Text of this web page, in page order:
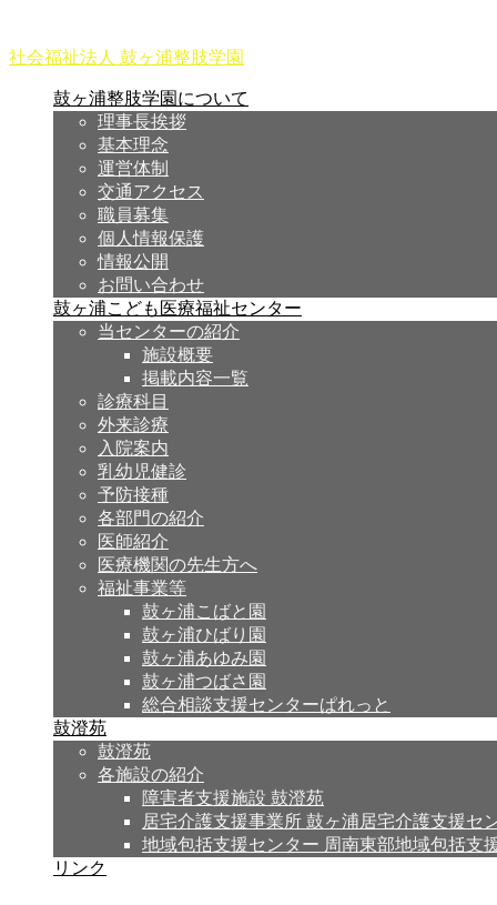
社会福祉法人 鼓ヶ浦整肢学園
鼓ヶ浦整肢学園について
理事長挨拶
基本理念
運営体制
交通アクセス
職員募集
個人情報保護
情報公開
お問い合わせ
鼓ヶ浦こども医療福祉センター
当センターの紹介
施設概要
掲載内容一覧
診療科目
外来診療
入院案内
乳幼児健診
予防接種
各部門の紹介
医師紹介
医療機関の先生方へ
福祉事業等
鼓ヶ浦こばと園
鼓ヶ浦ひばり園
鼓ヶ浦あゆみ園
鼓ヶ浦つばさ園
総合相談支援センターぱれっと
鼓澄苑
鼓澄苑
各施設の紹介
障害者支援施設 鼓澄苑
居宅介護支援事業所 鼓ヶ浦居宅介護支援セ
地域包括支援センター 周南東部地域包括支
リンク